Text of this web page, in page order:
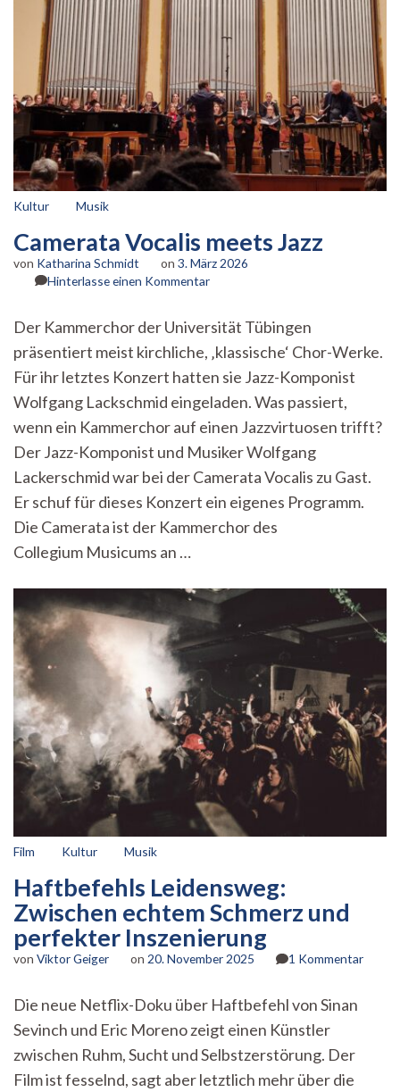
Kultur Musik
Camerata Vocalis meets Jazz
von Katharina Schmidt on 3. März 2026
Hinterlasse einen Kommentarzu
meets
Jazz
Der Kammerchor der Universität Tübingen
präsentiert meist kirchliche, ‚klassische‘ Chor-Werke.
Für ihr letztes Konzert hatten sie Jazz-Komponist
Wolfgang Lackschmid eingeladen. Was passiert,
wenn ein Kammerchor auf einen Jazzvirtuosen trifft?
Der Jazz-Komponist und Musiker Wolfgang
Lackerschmid war bei der Camerata Vocalis zu Gast.
Er schuf für dieses Konzert ein eigenes Programm.
Die Camerata ist der Kammerchor des
Collegium Musicums an …
Film Kultur Musik
Haftbefehls Leidensweg:
Zwischen echtem Schmerz und
perfekter Inszenierung
von Viktor Geiger on 20. November 2025 1 Kommentarzu
Die neue Netflix-Doku über Haftbefehl von Sinan
Sevinch und Eric Moreno zeigt einen Künstler
zwischen Ruhm, Sucht und Selbstzerstörung. Der
Film ist fesselnd, sagt aber letztlich mehr über die